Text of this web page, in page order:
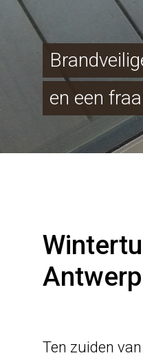
en een
Ten zuiden